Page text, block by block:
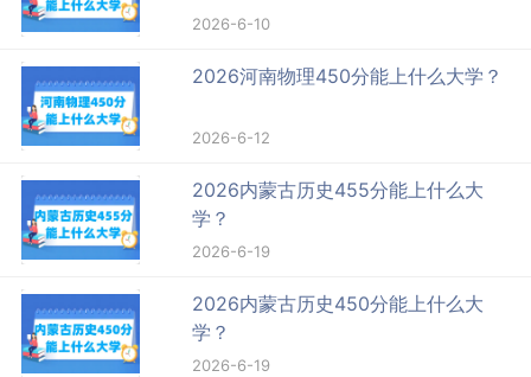
2026-6-10
2026河南物理450分能上什么大学？
2026-6-12
2026内蒙古历史455分能上什么大
学？
2026-6-19
2026内蒙古历史450分能上什么大
学？
2026-6-19